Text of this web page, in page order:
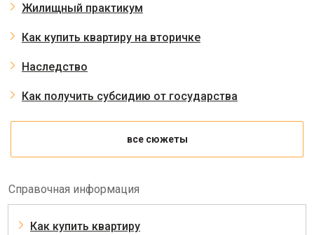
Жилищный практикум
Как купить квартиру на вторичке
Наследство
Как получить субсидию от государства
все сюжеты
Справочная информация
Как купить квартиру